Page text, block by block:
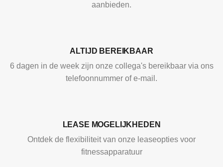
aanbieden.
ALTIJD BEREIKBAAR
6 dagen in de week zijn onze collega's bereikbaar via ons
telefoonnummer of e-mail.
LEASE MOGELIJKHEDEN
Ontdek de flexibiliteit van onze leaseopties voor
fitnessapparatuur